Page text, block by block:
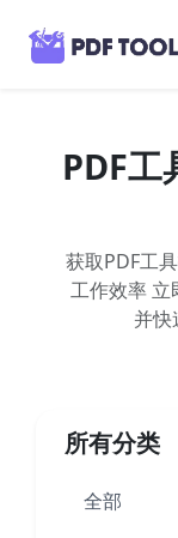
PDF工
获取PDF工
工作效率 立
并
所有分类
全部